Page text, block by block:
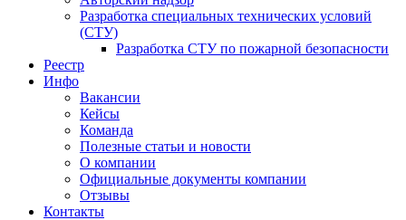
Разработка специальных технических условий
(СТУ)
Разработка СТУ по пожарной безопасности
Реестр
Инфо
Вакансии
Кейсы
Команда
Полезные статьи и новости
О компании
Официальные документы компании
Отзывы
Контакты